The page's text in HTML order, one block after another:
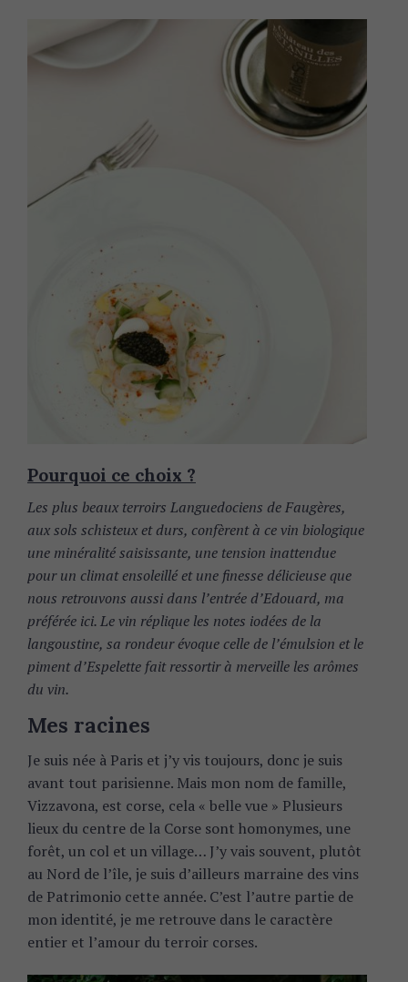
Pourquoi ce choix ?
Les plus beaux terroirs Languedociens de Faugères,
aux sols schisteux et durs, confèrent à ce vin biologique
une minéralité saisissante, une tension inattendue
pour un climat ensoleillé et une finesse délicieuse que
nous retrouvons aussi dans l’entrée d’Edouard, ma
préférée ici. Le vin réplique les notes iodées de la
langoustine, sa rondeur évoque celle de l’émulsion et le
piment d’Espelette fait ressortir à merveille les arômes
du vin.
Mes racines
Je suis née à Paris et j’y vis toujours, donc je suis
avant tout parisienne. Mais mon nom de famille,
Vizzavona, est corse, cela « belle vue » Plusieurs
lieux du centre de la Corse sont homonymes, une
forêt, un col et un village… J’y vais souvent, plutôt
au Nord de l’île, je suis d’ailleurs marraine des vins
de Patrimonio cette année. C’est l’autre partie de
mon identité, je me retrouve dans le caractère
entier et l’amour du terroir corses.